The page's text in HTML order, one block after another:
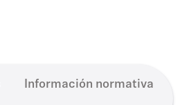
Información normativa